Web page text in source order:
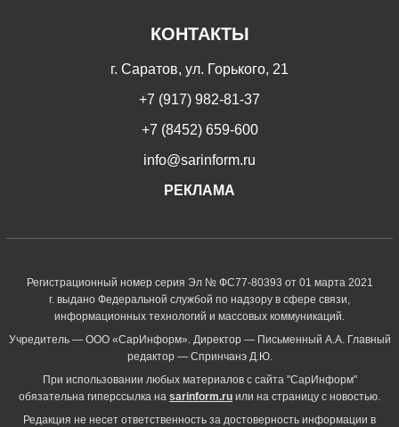
КОНТАКТЫ
г. Саратов, ул. Горького, 21
+7 (917) 982-81-37
+7 (8452) 659-600
info@sarinform.ru
РЕКЛАМА
Регистрационный номер серия Эл № ФС77-80393 от 01 марта 2021
г. выдано Федеральной службой по надзору в сфере связи,
информационных технологий и массовых коммуникаций.
Учредитель — ООО «СарИнформ». Директор — Письменный А.А. Главный
редактор — Спринчанэ Д.Ю.
При использовании любых материалов с сайта "СарИнформ"
обязательна гиперссылка на sarinform.ru или на страницу с новостью.
Редакция не несет ответственность за достоверность информации в